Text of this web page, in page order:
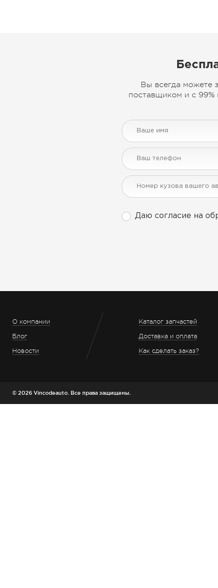
Вы всегда можете
поставщиком и с 99%
Даю согласие на
О компании
Блог
Новости
Каталог запчастей
Доставка и оплата
Как сделать заказ?
© 2026 Vincodeauto. Все права защищены.